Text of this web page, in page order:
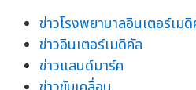
ข่าวโรงพยาบาลอินเตอร์เม
ข่าวอินเตอร์เมดิคัล
ข่าวแลนด์มาร์ค